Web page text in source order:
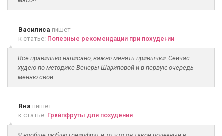
Василиса пишет
к статье: Полезные рекомендации при похудении
Всё правильно написано, важно менять привычки. Сейчас
худею по методике Венеры Шариповой и в первую очередь
меняю свои...
Яна пишет
к статье: Грейпфруты для похудения